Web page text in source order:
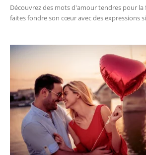
Découvrez des mots d'amour tendres pour
faites fondre son cœur avec des expressions